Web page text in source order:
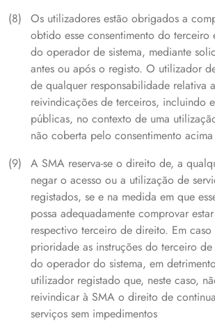
Os utilizadores estão obrigados a
obtido esse consentimento do terceiro
do operador de sistema, mediante
antes ou após o registo. O utilizador
de qualquer responsabilidade relativa
reivindicações de terceiros, incluindo
públicas, no contexto de uma
não coberta pelo consentimento
A SMA reserva-se o direito de, a
negar o acesso ou a utilização de
registados, se e na medida em que
possa adequadamente comprovar
respectivo terceiro de direito. Em
prioridade as instruções do terceiro
do operador do sistema, em
utilizador registado que, neste caso,
reivindicar à SMA o direito de
serviços sem impedimentos